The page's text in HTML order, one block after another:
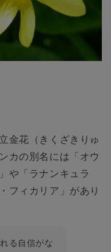
金花（きくざきりゅ
カの別名には「オウ
や「ラナンキュラ
フィカリア」があり
る自信がな